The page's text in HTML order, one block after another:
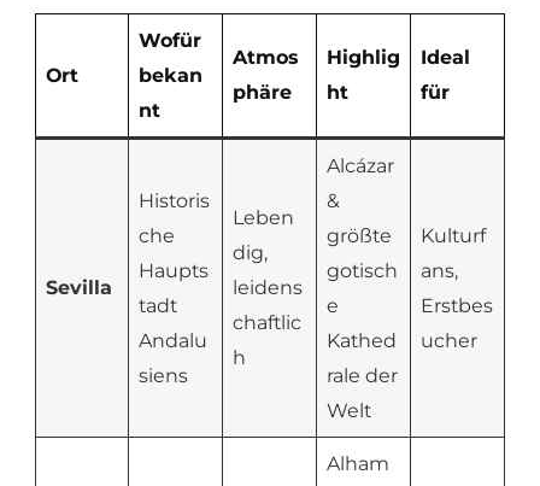
Ort
Wofür
bekan
nt
Atmos
phäre
Highlig
ht
Ideal
für
Sevilla
Historis
che
Haupts
tadt
Andalu
siens
Leben
dig,
leidens
chaftlic
h
Alcázar
&
größte
gotisch
e
Kathed
rale der
Welt
Kulturf
ans,
Erstbes
ucher
Alham